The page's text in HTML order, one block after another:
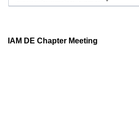
IAM DE Chapter Meeting